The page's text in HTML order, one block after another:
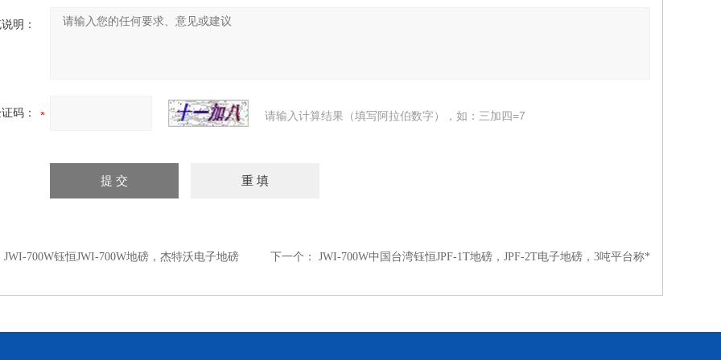
明：
码： 请输入计算结果（填写阿拉伯数字），如：三加四=7
JWI-700W钰恒JWI-700W地磅，杰特沃电子地磅 下一个： JWI-700W中国台湾钰恒JPF-1T地磅，JPF-2T电子地磅，3吨平台称*